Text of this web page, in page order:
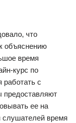
что
объяснению
время
курс по
работать с
предоставляют
ее на
слушателей время